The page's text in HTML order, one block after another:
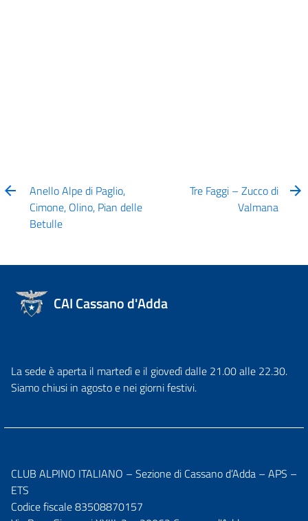
Anello Alpe di Paglio,
Cimone, Olino, Pian delle
Betulle
Tre Faggi – Zucco di
Valmana
CAI Cassano d'Adda
La sede è aperta il martedì e il giovedì dalle 21.00 alle 22.30.
Siamo chiusi in agosto e nei giorni festivi.
CLUB ALPINO ITALIANO – Sezione di Cassano d’Adda – APS –
ETS
Codice fiscale 83508870157